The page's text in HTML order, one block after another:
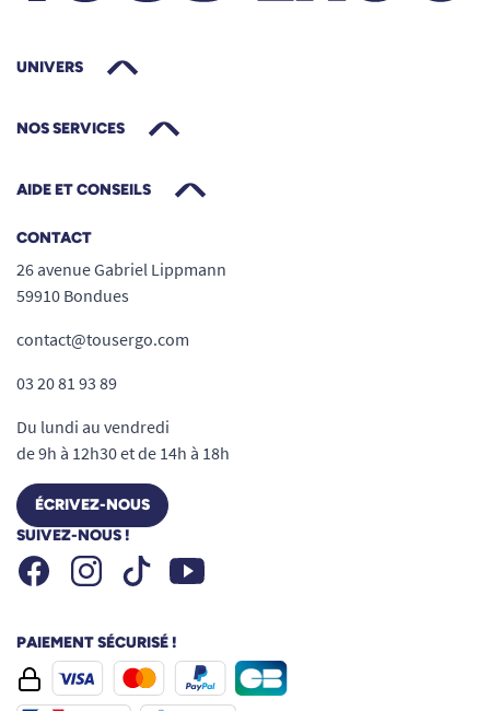
UNIVERS
NOS SERVICES
AIDE ET CONSEILS
CONTACT
26 avenue Gabriel Lippmann
59910 Bondues
contact@tousergo.com
03 20 81 93 89
Du lundi au vendredi
de 9h à 12h30 et de 14h à 18h
ÉCRIVEZ-NOUS
SUIVEZ-NOUS !
FacebookInstagramTiktok Youtube
PAIEMENT SÉCURISÉ !